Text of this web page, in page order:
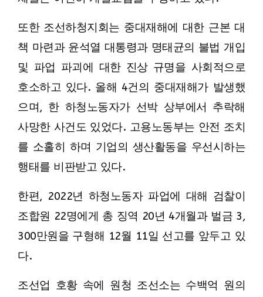
또한 조선하청지회는 중대재해에 대한 근본 대
책 마련과 윤석열 대통령과 명태균의 불법 개입
및 파업 파괴에 대한 진상 규명을 사회적으로
호소하고 있다. 올해 4건의 중대재해가 발생했
으며, 한 하청노동자가 선박 상부에서 추락해
사망한 사건도 있었다. 고용노동부는 안전 조치
를 소홀히 하며 기업의 생산활동을 우선시하는
행태를 비판받고 있다.
한편, 2022년 하청노동자 파업에 대해 검찰이
조합원 22명에게 총 징역 20년 4개월과 벌금 3,
300만원을 구형해 12월 11일 선고를 앞두고 있
다.
조선업 호황 속에 원청 조선소는 수백억 원의